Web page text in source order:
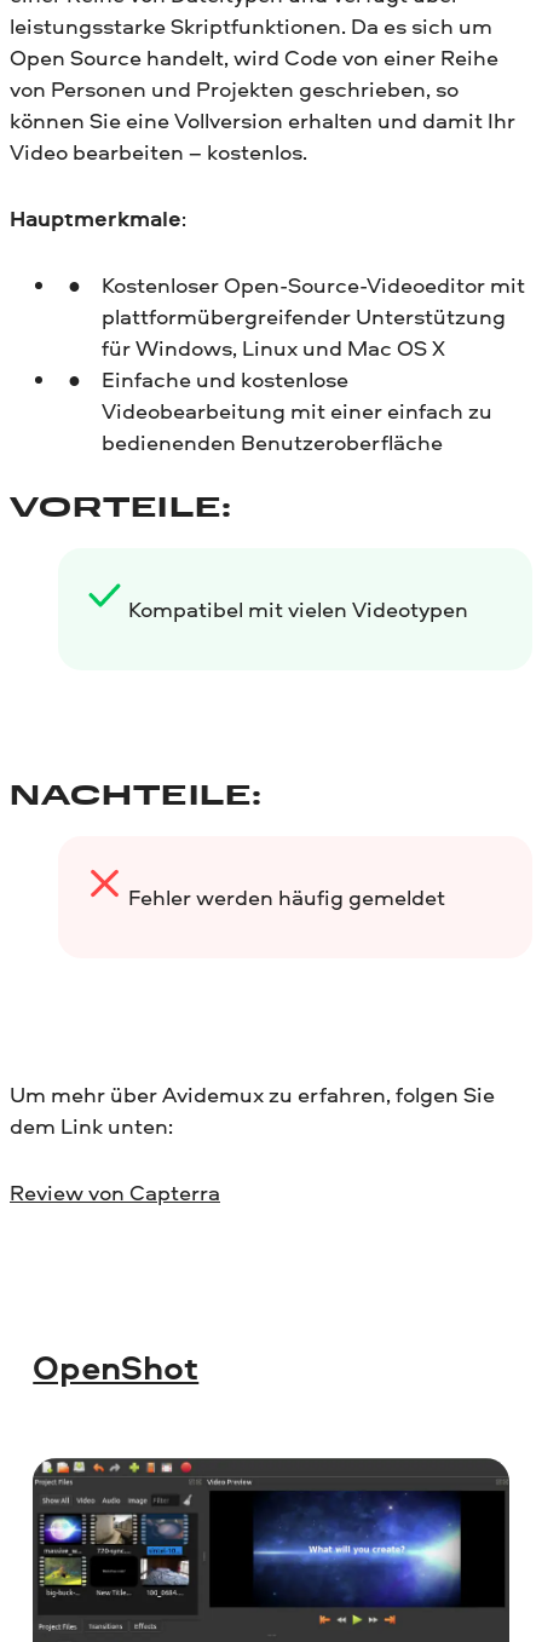
leistungsstarke Skriptfunktionen. Da es sich um
Open Source handelt, wird Code von einer Reihe
von Personen und Projekten geschrieben, so
können Sie eine Vollversion erhalten und damit Ihr
Video bearbeiten – kostenlos.
Hauptmerkmale:
Kostenloser Open-Source-Videoeditor mit
plattformübergreifender Unterstützung
für Windows, Linux und Mac OS X
Einfache und kostenlose
Videobearbeitung mit einer einfach zu
bedienenden Benutzeroberfläche
VORTEILE:
Kompatibel mit vielen Videotypen
NACHTEILE:
Fehler werden häufig gemeldet
Um mehr über Avidemux zu erfahren, folgen Sie
dem Link unten:
Review von Capterra
OpenShot